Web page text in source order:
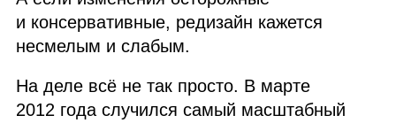
и консервативные, редизайн кажется
несмелым и слабым.
На деле всё не так просто. В марте
2012 года случился самый масштабный